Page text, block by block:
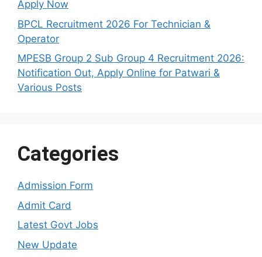
Apply Now
BPCL Recruitment 2026 For Technician &
Operator
MPESB Group 2 Sub Group 4 Recruitment 2026:
Notification Out, Apply Online for Patwari &
Various Posts
Categories
Admission Form
Admit Card
Latest Govt Jobs
New Update